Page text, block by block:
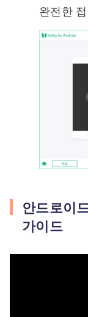
완전한
안드로이
가이드